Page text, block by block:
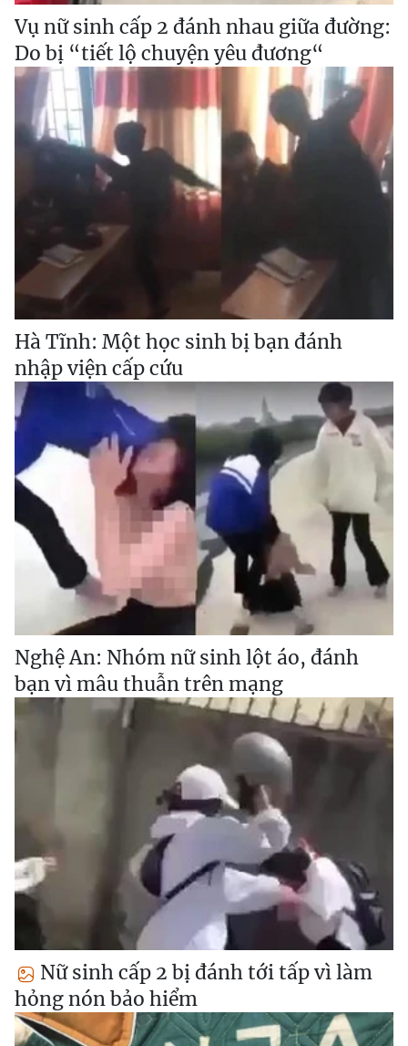
Vụ nữ sinh cấp 2 đánh nhau giữa đường:
Do bị “tiết lộ chuyện yêu đương“
Hà Tĩnh: Một học sinh bị bạn đánh
nhập viện cấp cứu
Nghệ An: Nhóm nữ sinh lột áo, đánh
bạn vì mâu thuẫn trên mạng
Nữ sinh cấp 2 bị đánh tới tấp vì làm
hỏng nón bảo hiểm